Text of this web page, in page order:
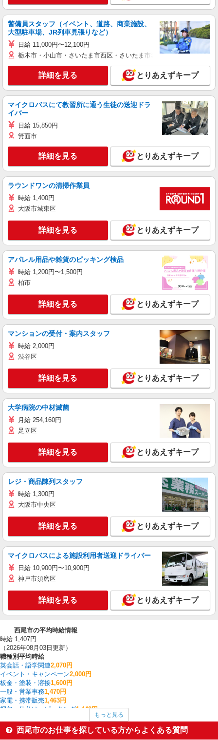
警備員スタッフ（イベント、道路、商業施設、
大型駐車場、JR列車見張りなど）
日給 11,000円〜12,100円
栃木市・小山市・さいたま市西区・さいたま市岩槻区・久喜市・蓮田
詳細を見る とりあえずキープ
マイクロバスにて教習所に通う生徒の送迎ドラ
イバー
日給 15,850円
箕面市
詳細を見る とりあえずキープ
ラウンドワンの清掃作業員
時給 1,400円
大阪市城東区
詳細を見る とりあえずキープ
アパレル用品や雑貨のピッキング検品
時給 1,200円〜1,500円
柏市
詳細を見る とりあえずキープ
マンションの受付・案内スタッフ
時給 2,000円
渋谷区
詳細を見る とりあえずキープ
大学病院の中材滅菌
月給 254,160円
足立区
詳細を見る とりあえずキープ
レジ・商品陳列スタッフ
時給 1,300円
大阪市中央区
詳細を見る とりあえずキープ
マイクロバスによる施設利用者送迎ドライバー
日給 10,900円〜10,900円
神戸市須磨区
詳細を見る とりあえずキープ
西尾市の平均時給情報
時給 1,407円
（2026年08月03日更新）
職種別平均時給
英会話・語学関連2,070円
イベント・キャンペーン2,000円
板金・塗装・溶接1,600円
一般・営業事務1,470円
家電・携帯販売1,463円
梱包・仕分け・ピッキング1,440円
その他介護・福祉1,433円
データ入力・オペレーター1,430円
もっと見る
西尾市のお仕事を探している方からよくある質問